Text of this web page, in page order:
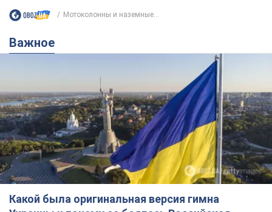
Мотоколонны и наземные...
Важное
Какой была оригинальная версия гимна